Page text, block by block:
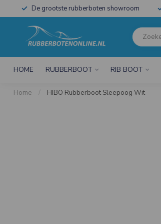
De grootste rubberboten showroom
HOME RUBBERBOOT RIB BOOT
Home / HIBO Rubberboot Sleepoog Wit